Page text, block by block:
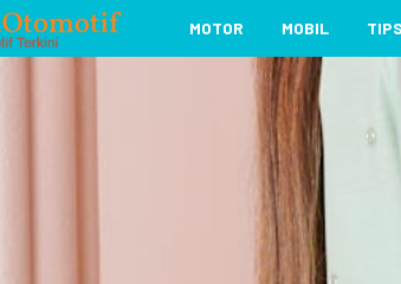
MOTOR MOBIL